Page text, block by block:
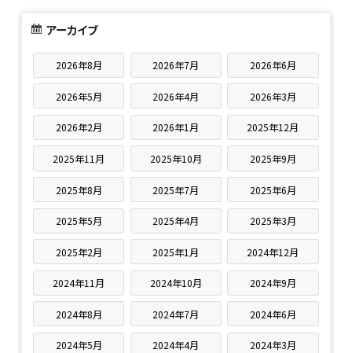
アーカイブ
2026年8月 2026年7月 2026年6月
2026年5月 2026年4月 2026年3月
2026年2月 2026年1月 2025年12月
2025年11月 2025年10月 2025年9月
2025年8月 2025年7月 2025年6月
2025年5月 2025年4月 2025年3月
2025年2月 2025年1月 2024年12月
2024年11月 2024年10月 2024年9月
2024年8月 2024年7月 2024年6月
2024年5月 2024年4月 2024年3月